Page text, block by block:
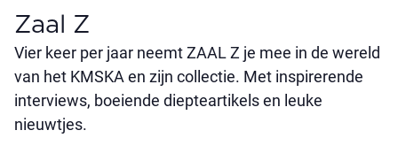
Zaal Z
Vier keer per jaar neemt ZAAL Z je mee in de wereld
van het KMSKA en zijn collectie. Met inspirerende
interviews, boeiende diepteartikels en leuke
nieuwtjes.